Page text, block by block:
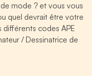
mode ? et vous vous
quel devrait être votre
différents codes APE
/ Dessinatrice de